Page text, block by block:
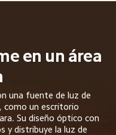
en un área
una fuente de luz de
como un escritorio
Su diseño óptico con
y distribuye la luz de